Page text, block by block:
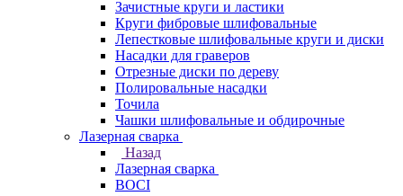
Зачистные круги и ластики
Круги фибровые шлифовальные
Лепестковые шлифовальные круги и диски
Насадки для граверов
Отрезные диски по дереву
Полировальные насадки
Точила
Чашки шлифовальные и обдирочные
Лазерная сварка
Назад
Лазерная сварка
BOCI